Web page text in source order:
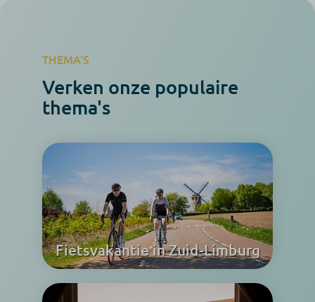
THEMA'S
Verken onze populaire
thema's
Fietsvakantie in Zuid-Limburg